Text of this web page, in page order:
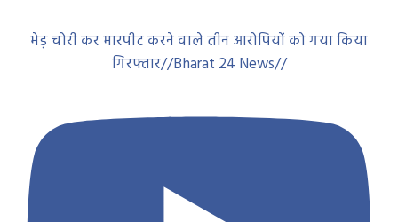
भेड़ चोरी कर मारपीट करने वाले तीन आरोपियों को गया किया
गिरफ्तार//Bharat 24 News//